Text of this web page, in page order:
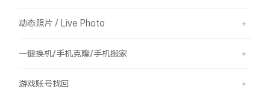
动态照片 / Live Photo
一键换机/手机克隆/手机搬家
游戏账号找回